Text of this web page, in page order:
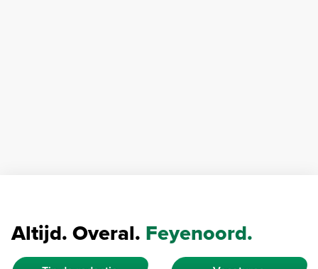
Altijd. Overal. Feyenoord.